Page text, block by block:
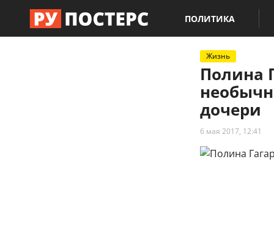
ПОЛИТИКА
Жизнь
Полина
дочери
6 мая 2017, 12:41